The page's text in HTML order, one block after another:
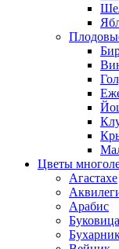
Цветы
Агастахе
Арабис
Буковица